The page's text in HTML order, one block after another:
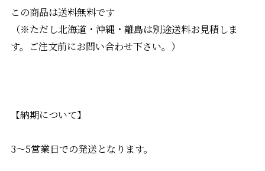
この商品は送料無料です
（※ただし北海道・沖縄・離島は別途送料お見積しま
す。ご注文前にお問い合わせ下さい。）
【納期について】
3〜5営業日での発送となります。